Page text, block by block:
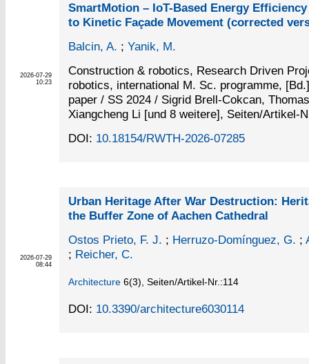
2026-07-29
10:23
SmartMotion – IoT-Based Energy
to Kinetic Façade Movement (corrected
Balcin, A. ; Yanik, M.
Construction & robotics, Research Driven
robotics, international M. Sc. programme,
paper / SS 2024 / Sigrid Brell-Cokcan,
Xiangcheng Li [und 8 weitere], Seiten/Artikel-
DOI: 10.18154/RWTH-2026-07285
2026-07-29
08:44
Urban Heritage After War Destruction:
the Buffer Zone of Aachen Cathedral
Ostos Prieto, F. J. ; Herruzo-Domínguez, G. ;
; Reicher, C.
Architecture 6(3) Seiten/Artikel-Nr.:114
DOI: 10.3390/architecture6030114